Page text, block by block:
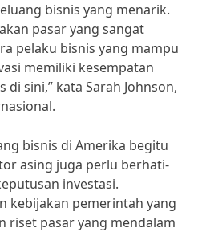
bisnis yang menarik.
pasar yang sangat
pelaku bisnis yang mampu
memiliki kesempatan
sini,” kata Sarah Johnson,
bisnis di Amerika begitu
asing juga perlu berhati-
investasi.
kebijakan pemerintah yang
riset pasar yang mendalam